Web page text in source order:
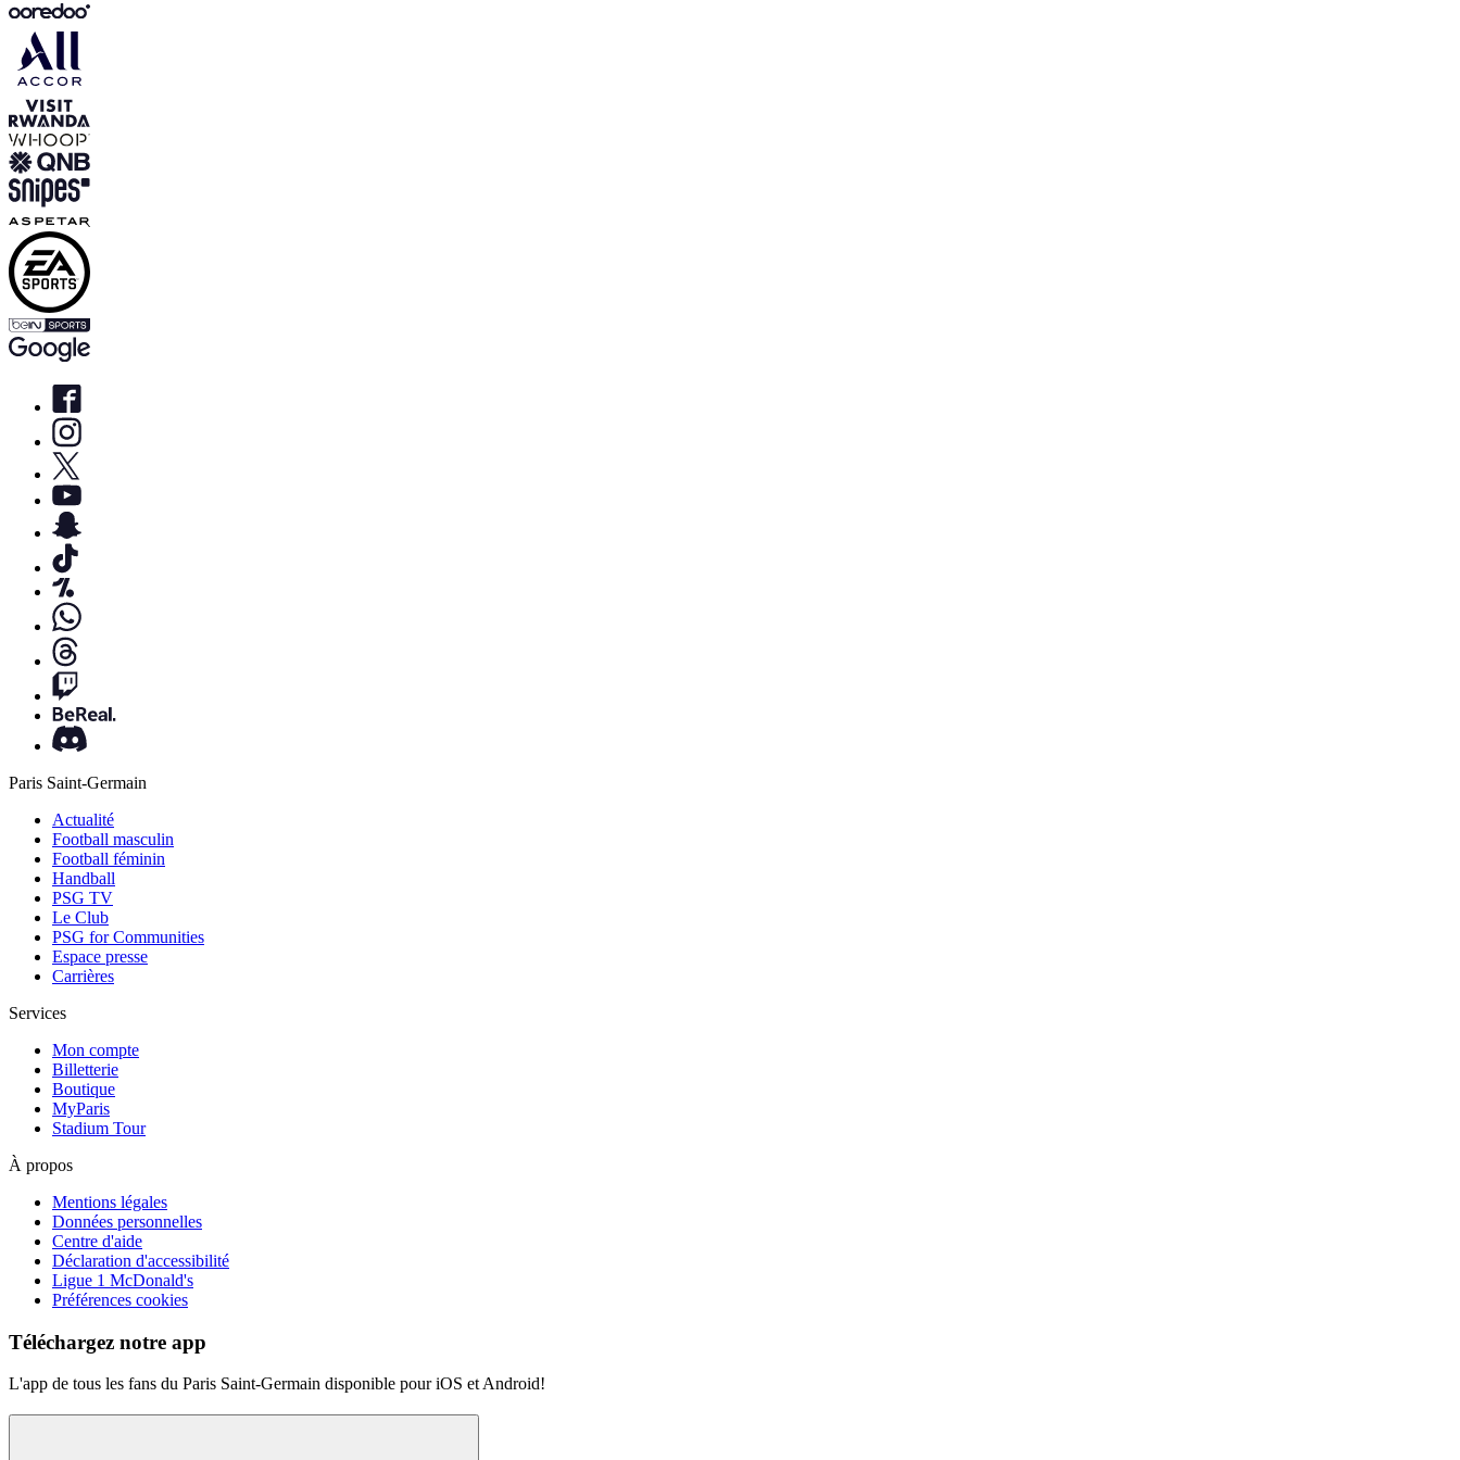
Paris Saint-Germain
Actualité
Football masculin
Football féminin
Handball
PSG TV
Le Club
PSG for Communities
Espace presse
Carrières
Services
Mon compte
Billetterie
Boutique
MyParis
Stadium Tour
À propos
Mentions légales
Données personnelles
Centre d'aide
Déclaration d'accessibilité
Ligue 1 McDonald's
Préférences cookies
Téléchargez notre app
L'app de tous les fans du Paris Saint-Germain disponible pour iOS et Android!